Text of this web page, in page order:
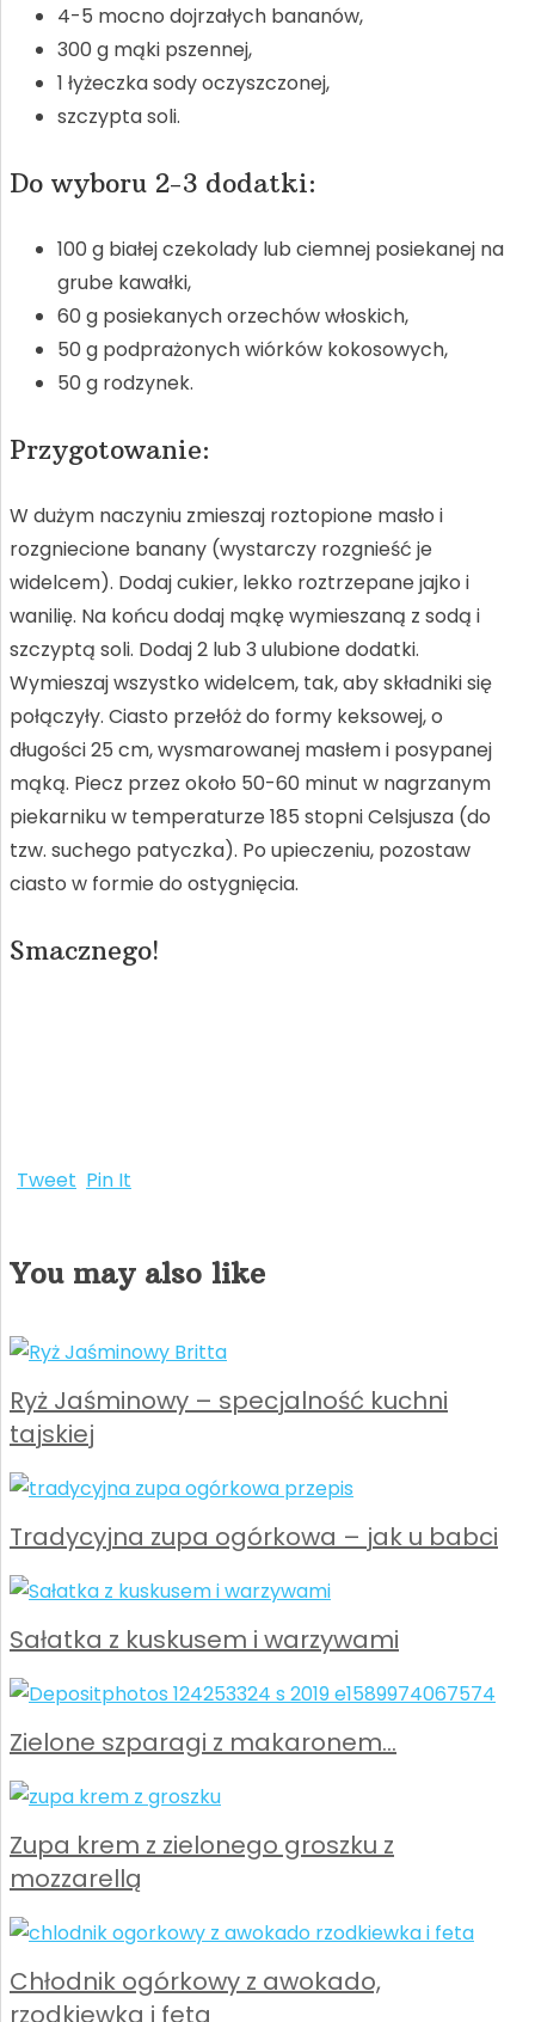
4-5 mocno dojrzałych bananów,
300 g mąki pszennej,
1 łyżeczka sody oczyszczonej,
szczypta soli.
Do wyboru 2-3 dodatki:
100 g białej czekolady lub ciemnej posiekanej na
grube kawałki,
60 g posiekanych orzechów włoskich,
50 g podprażonych wiórków kokosowych,
50 g rodzynek.
Przygotowanie:
W dużym naczyniu zmieszaj roztopione masło i
rozgniecione banany (wystarczy rozgnieść je
widelcem). Dodaj cukier, lekko roztrzepane jajko i
wanilię. Na końcu dodaj mąkę wymieszaną z sodą i
szczyptą soli. Dodaj 2 lub 3 ulubione dodatki.
Wymieszaj wszystko widelcem, tak, aby składniki się
połączyły. Ciasto przełóż do formy keksowej, o
długości 25 cm, wysmarowanej masłem i posypanej
mąką. Piecz przez około 50-60 minut w nagrzanym
piekarniku w temperaturze 185 stopni Celsjusza (do
tzw. suchego patyczka). Po upieczeniu, pozostaw
ciasto w formie do ostygnięcia.
Smacznego!
Tweet Pin It
You may also like
Ryż Jaśminowy – specjalność kuchni
tajskiej
Tradycyjna zupa ogórkowa – jak u babci
Sałatka z kuskusem i warzywami
Zielone szparagi z makaronem…
Zupa krem z zielonego groszku z
mozzarellą
Chłodnik ogórkowy z awokado,
rzodkiewką i fetą